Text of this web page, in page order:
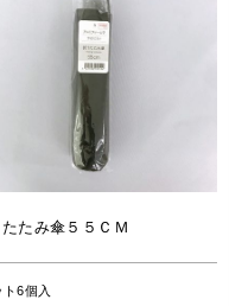
たみ傘５５ＣＭ
ト6個入